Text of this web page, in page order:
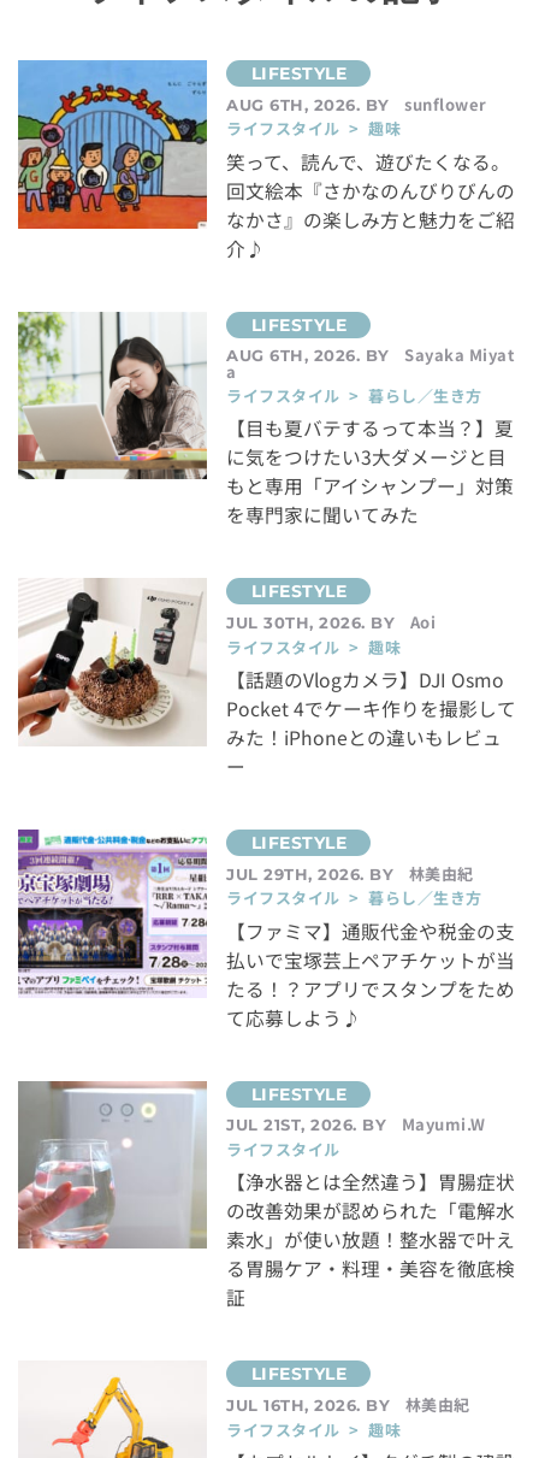
AUG 6TH, 2026. BY
sunflower
ライフスタイル > 趣味
笑って、読んで、遊びたくなる。
回文絵本『さかなのんびりびんの
なかさ』の楽しみ方と魅力をご紹
介♪
AUG 6TH, 2026. BY Sayaka Miyat
a
ライフスタイル > 暮らし／生き方
【目も夏バテするって本当？】夏
に気をつけたい3大ダメージと目
もと専用「アイシャンプー」対策
を専門家に聞いてみた
JUL 30TH, 2026. BY
Aoi
ライフスタイル > 趣味
【話題のVlogカメラ】DJI Osmo
Pocket 4でケーキ作りを撮影して
みた！iPhoneとの違いもレビュ
ー
JUL 29TH, 2026. BY
林美由紀
ライフスタイル > 暮らし／生き方
【ファミマ】通販代金や税金の支
払いで宝塚芸上ペアチケットが当
たる！？アプリでスタンプをため
て応募しよう♪
JUL 21ST, 2026. BY
Mayumi.W
ライフスタイル
【浄水器とは全然違う】胃腸症状
の改善効果が認められた「電解水
素水」が使い放題！整水器で叶え
る胃腸ケア・料理・美容を徹底検
証
JUL 16TH, 2026. BY
林美由紀
ライフスタイル > 趣味